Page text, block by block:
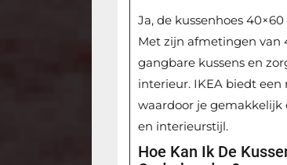
Ja, de kussenhoes
Met zijn afmetingen van
gangbare kussens en
interieur. IKEA biedt
waardoor je gemakkelijk
en interieurstijl.
Hoe Kan Ik De